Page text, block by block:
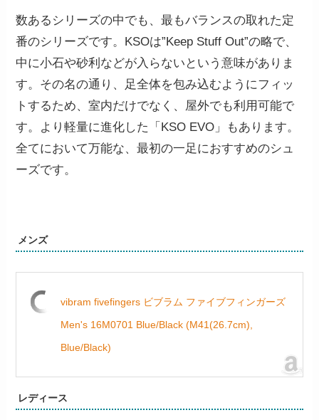
数あるシリーズの中でも、最もバランスの取れた定
番のシリーズです。KSOは”Keep Stuff Out”の略で、
中に小石や砂利などが入らないという意味がありま
す。その名の通り、足全体を包み込むようにフィッ
トするため、室内だけでなく、屋外でも利用可能で
す。より軽量に進化した「KSO EVO」もあります。
全てにおいて万能な、最初の一足におすすめのシュ
ーズです。
メンズ
vibram fivefingers ビブラム ファイブフィンガーズ
Men's 16M0701 Blue/Black (M41(26.7cm),
Blue/Black)
レディース